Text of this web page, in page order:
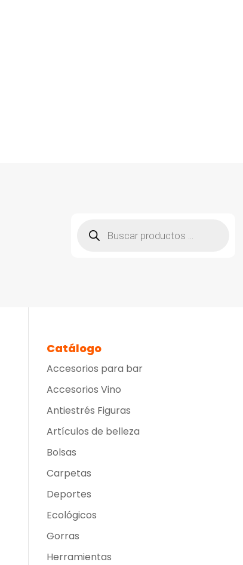
productos
Catálogo
Accesorios para bar
Accesorios Vino
Antiestrés Figuras
Artículos de belleza
Bolsas
Carpetas
Deportes
Ecológicos
Gorras
Herramientas